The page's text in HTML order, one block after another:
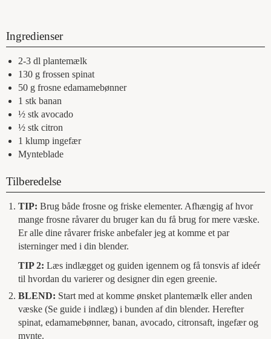
Ingredienser
2-3 dl plantemælk
130 g frossen spinat
50 g frosne edamamebønner
1 stk banan
½ stk avocado
½ stk citron
1 klump ingefær
Mynteblade
Tilberedelse
TIP: Brug både frosne og friske elementer. Afhængig af hvor
mange frosne råvarer du bruger kan du få brug for mere væske.
Er alle dine råvarer friske anbefaler jeg at komme et par
isterninger med i din blender.
TIP 2: Læs indlægget og guiden igennem og få tonsvis af ideér
til hvordan du varierer og designer din egen greenie.
BLEND: Start med at komme ønsket plantemælk eller anden
væske (Se guide i indlæg) i bunden af din blender. Herefter
spinat, edamamebønner, banan, avocado, citronsaft, ingefær og
mynte.